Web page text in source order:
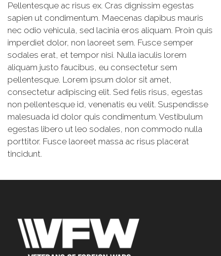
Pellentesque ac risus ex. Cras dignissim egestas
sapien ut condimentum. Maecenas dapibus mauris
nec odio vehicula, sed lacinia eros aliquam. Proin quis
imperdiet dolor, non laoreet sem. Fusce semper
sodales erat, et tempor nisi. Nulla iaculis lorem
aliquam justo faucibus, eu consectetur sem
pellentesque. Lorem ipsum dolor sit amet,
consectetur adipiscing elit. Sed felis risus, egestas
non pellentesque id, venenatis eu velit. Suspendisse
malesuada id dolor quis condimentum. Vestibulum
egestas libero ut leo sodales, non commodo nulla
porttitor. Fusce laoreet massa ac risus placerat
tincidunt.